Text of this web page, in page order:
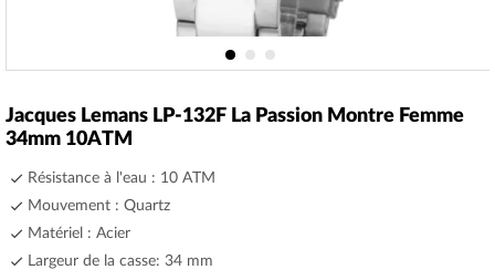
the
beginning
images
gallery
Jacques Lemans LP-132F La Passion Montre Femme
34mm 10ATM
Résistance à l'eau : 10 ATM
Mouvement : Quartz
Matériel : Acier
Largeur de la casse: 34 mm